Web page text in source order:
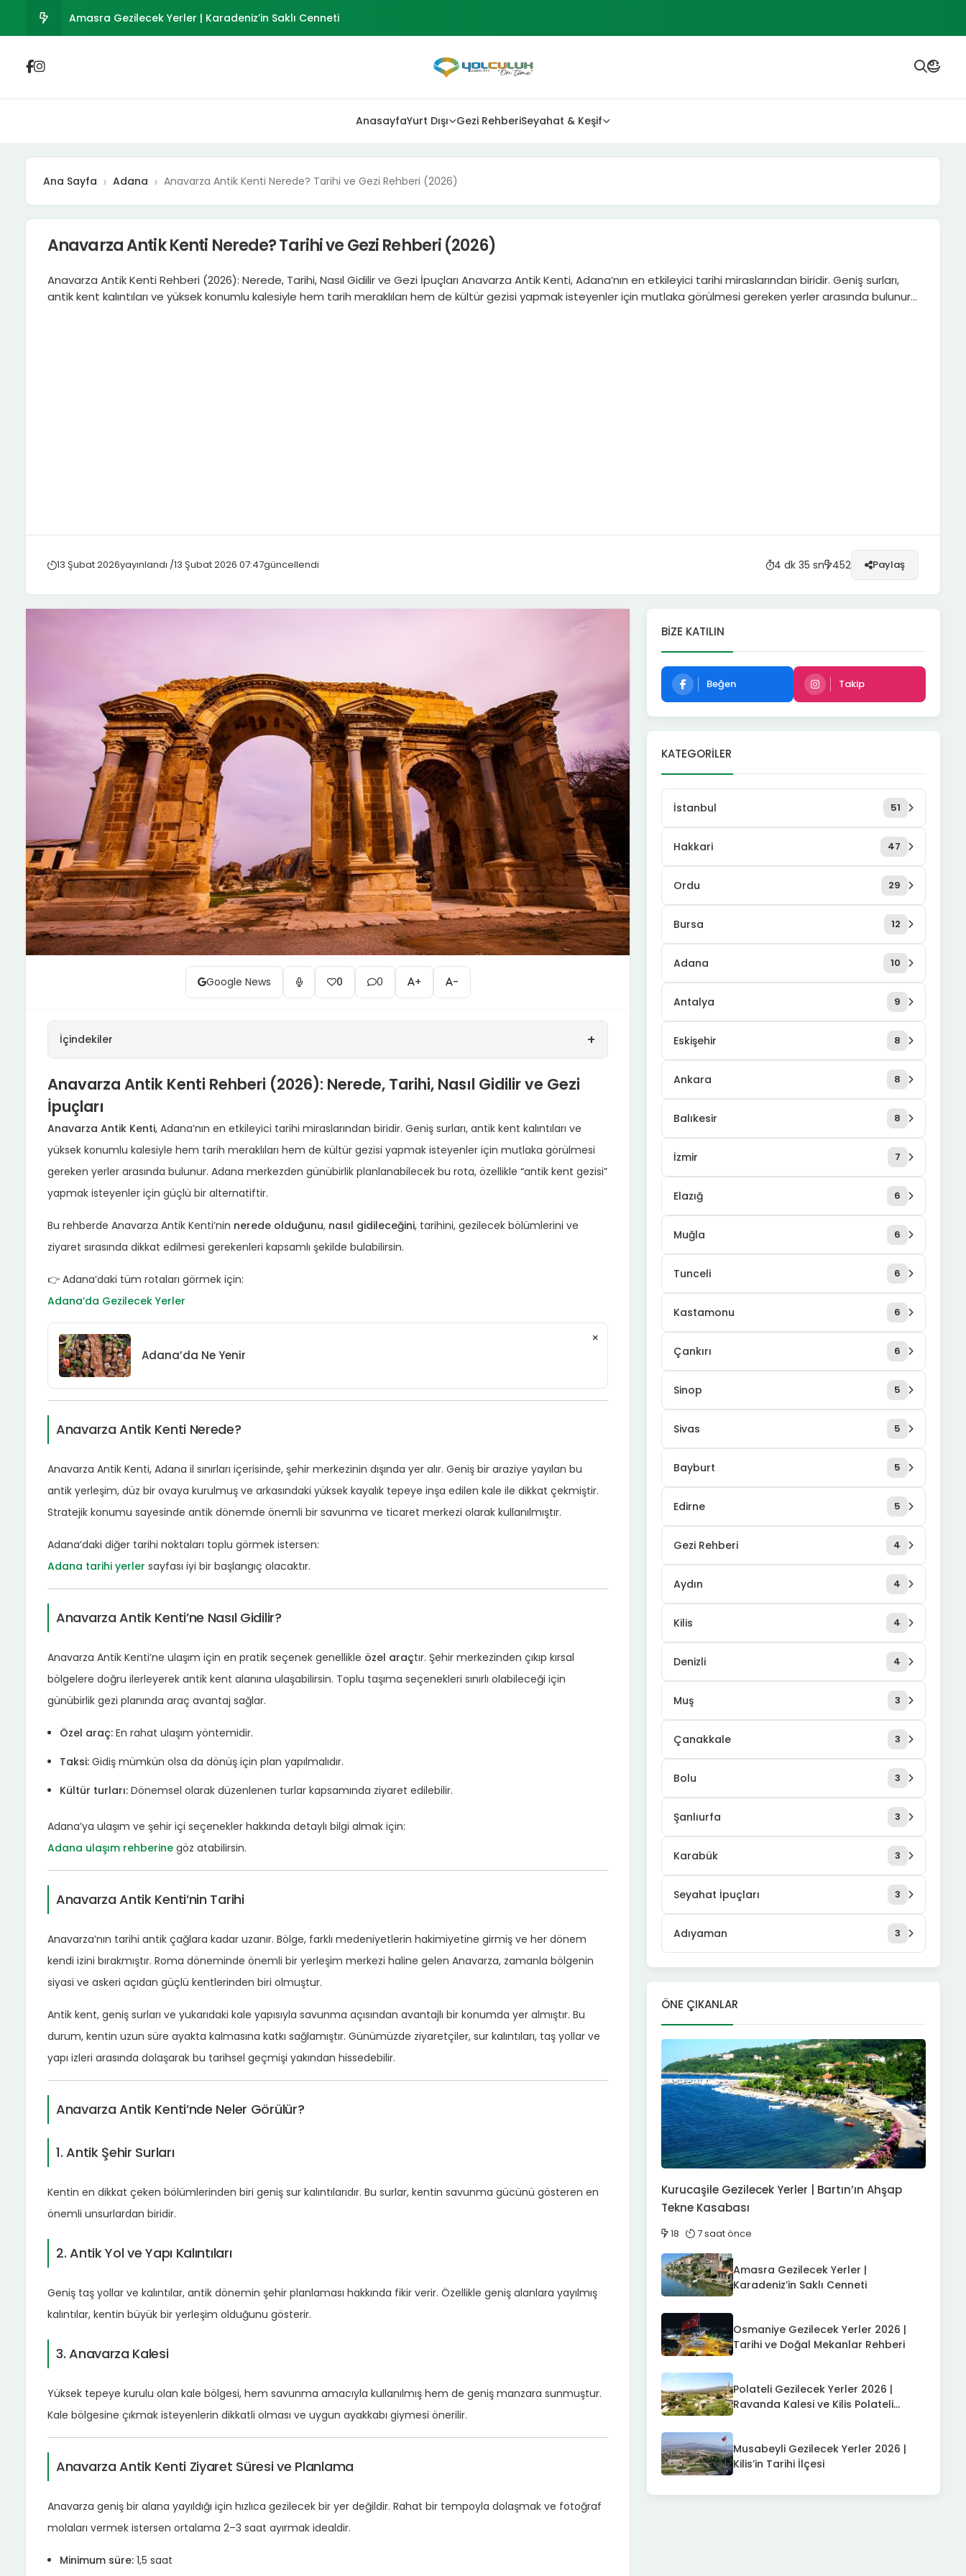
Osmaniye Gezilecek Yerler 2026 | Tarihi ve Doğal Mekanlar Rehberi
Kurucaşile Gezilecek Yerler | Bartın’ın Ahşap Tekne Kasabası
Amasra Gezilecek Yerler | Karadeniz’in Saklı Cenneti
AnasayfaYurt Dışı Gezi RehberiSeyahat & Keşif
Ana Sayfa Adana Anavarza Antik Kenti Nerede? Tarihi ve Gezi Rehberi (2026)
Anavarza Antik Kenti Nerede? Tarihi ve Gezi Rehberi (2026)
Anavarza Antik Kenti Rehberi (2026): Nerede, Tarihi, Nasıl Gidilir ve Gezi İpuçları Anavarza Antik Kenti, Adana’nın en etkileyici tarihi miraslarından biridir. Geniş surları,
antik kent kalıntıları ve yüksek konumlu kalesiyle hem tarih meraklıları hem de kültür gezisi yapmak isteyenler için mutlaka görülmesi gereken yerler arasında bulunur.
13 Şubat 2026yayınlandı /13 Şubat 2026 07:47güncellendi 4 dk 35 sn 452 Paylaş
Google News 0 0 + -
İçindekiler +
Anavarza Antik Kenti Rehberi (2026): Nerede, Tarihi, Nasıl Gidilir ve Gezi
İpuçları
Anavarza Antik Kenti, Adana’nın en etkileyici tarihi miraslarından biridir. Geniş surları, antik kent kalıntıları ve
yüksek konumlu kalesiyle hem tarih meraklıları hem de kültür gezisi yapmak isteyenler için mutlaka görülmesi
gereken yerler arasında bulunur. Adana merkezden günübirlik planlanabilecek bu rota, özellikle “antik kent gezisi”
yapmak isteyenler için güçlü bir alternatiftir.
Bu rehberde Anavarza Antik Kenti’nin nerede olduğunu, nasıl gidileceğini, tarihini, gezilecek bölümlerini ve
ziyaret sırasında dikkat edilmesi gerekenleri kapsamlı şekilde bulabilirsin.
👉 Adana’daki tüm rotaları görmek için:
Adana’da Gezilecek Yerler
Adana’da Ne Yenir
×
Anavarza Antik Kenti Nerede?
Anavarza Antik Kenti, Adana il sınırları içerisinde, şehir merkezinin dışında yer alır. Geniş bir araziye yayılan bu
antik yerleşim, düz bir ovaya kurulmuş ve arkasındaki yüksek kayalık tepeye inşa edilen kale ile dikkat çekmiştir.
Stratejik konumu sayesinde antik dönemde önemli bir savunma ve ticaret merkezi olarak kullanılmıştır.
Adana’daki diğer tarihi noktaları toplu görmek istersen:
Adana tarihi yerler sayfası iyi bir başlangıç olacaktır.
Anavarza Antik Kenti’ne Nasıl Gidilir?
Anavarza Antik Kenti’ne ulaşım için en pratik seçenek genellikle özel araçtır. Şehir merkezinden çıkıp kırsal
bölgelere doğru ilerleyerek antik kent alanına ulaşabilirsin. Toplu taşıma seçenekleri sınırlı olabileceği için
günübirlik gezi planında araç avantaj sağlar.
Özel araç: En rahat ulaşım yöntemidir.
Taksi: Gidiş mümkün olsa da dönüş için plan yapılmalıdır.
Kültür turları: Dönemsel olarak düzenlenen turlar kapsamında ziyaret edilebilir.
Adana’ya ulaşım ve şehir içi seçenekler hakkında detaylı bilgi almak için:
Adana ulaşım rehberine göz atabilirsin.
Anavarza Antik Kenti’nin Tarihi
Anavarza’nın tarihi antik çağlara kadar uzanır. Bölge, farklı medeniyetlerin hakimiyetine girmiş ve her dönem
kendi izini bırakmıştır. Roma döneminde önemli bir yerleşim merkezi haline gelen Anavarza, zamanla bölgenin
siyasi ve askeri açıdan güçlü kentlerinden biri olmuştur.
Antik kent, geniş surları ve yukarıdaki kale yapısıyla savunma açısından avantajlı bir konumda yer almıştır. Bu
durum, kentin uzun süre ayakta kalmasına katkı sağlamıştır. Günümüzde ziyaretçiler, sur kalıntıları, taş yollar ve
yapı izleri arasında dolaşarak bu tarihsel geçmişi yakından hissedebilir.
Anavarza Antik Kenti’nde Neler Görülür?
1. Antik Şehir Surları
Kentin en dikkat çeken bölümlerinden biri geniş sur kalıntılarıdır. Bu surlar, kentin savunma gücünü gösteren en
önemli unsurlardan biridir.
2. Antik Yol ve Yapı Kalıntıları
Geniş taş yollar ve kalıntılar, antik dönemin şehir planlaması hakkında fikir verir. Özellikle geniş alanlara yayılmış
kalıntılar, kentin büyük bir yerleşim olduğunu gösterir.
3. Anavarza Kalesi
Yüksek tepeye kurulu olan kale bölgesi, hem savunma amacıyla kullanılmış hem de geniş manzara sunmuştur.
Kale bölgesine çıkmak isteyenlerin dikkatli olması ve uygun ayakkabı giymesi önerilir.
Anavarza Antik Kenti Ziyaret Süresi ve Planlama
Anavarza geniş bir alana yayıldığı için hızlıca gezilecek bir yer değildir. Rahat bir tempoyla dolaşmak ve fotoğraf
molaları vermek istersen ortalama 2–3 saat ayırmak idealdir.
Minimum süre: 1,5 saat
BIZE KATILIN
Beğen Takip
KATEGORILER
İstanbul 51
Hakkari 47
Ordu 29
Bursa 12
Adana 10
Antalya 9
Eskişehir 8
Ankara 8
Balıkesir 8
İzmir 7
Elazığ 6
Muğla 6
Tunceli 6
Kastamonu 6
Çankırı 6
Sinop 5
Sivas 5
Bayburt 5
Edirne 5
Gezi Rehberi 4
Aydın 4
Kilis 4
Denizli 4
Muş 3
Çanakkale 3
Bolu 3
Şanlıurfa 3
Karabük 3
Seyahat İpuçları 3
Adıyaman 3
ÖNE ÇIKANLAR
Kurucaşile Gezilecek Yerler | Bartın’ın Ahşap
Tekne Kasabası
18 7 saat önce
Amasra Gezilecek Yerler |
Karadeniz’in Saklı Cenneti
Osmaniye Gezilecek Yerler 2026 |
Tarihi ve Doğal Mekanlar Rehberi
Polateli Gezilecek Yerler 2026 |
Ravanda Kalesi ve Kilis Polateli
Musabeyli Gezilecek Yerler 2026 |
Kilis’in Tarihi İlçesi